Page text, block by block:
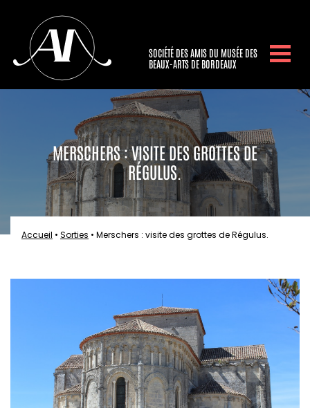
SOCIÉTÉ DES AMIS DU MUSÉE DES
BEAUX-ARTS DE BORDEAUX
MERSCHERS : VISITE DES GROTTES DE
RÉGULUS.
Accueil • Sorties • Merschers : visite des grottes de Régulus.